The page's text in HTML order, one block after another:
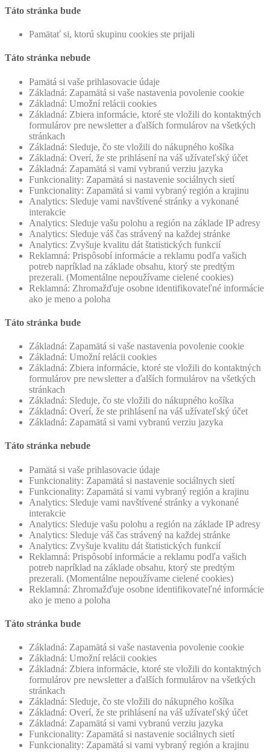
Táto stránka bude
Pamätať si, ktorú skupinu cookies ste prijali
Táto stránka nebude
Pamätá si vaše prihlasovacie údaje
Základná: Zapamätá si vaše nastavenia povolenie cookie
Základná: Umožní relácii cookies
Základná: Zbiera informácie, ktoré ste vložili do kontaktných
formulárov pre newsletter a ďalších formulárov na všetkých
stránkach
Základná: Sleduje, čo ste vložili do nákupného košíka
Základná: Overí, že ste prihlásení na váš užívateľský účet
Základná: Zapamätá si vami vybranú verziu jazyka
Funkcionality: Zapamätá si nastavenie sociálnych sietí
Funkcionality: Zapamätá si vami vybraný región a krajinu
Analytics: Sleduje vami navštívené stránky a vykonané
interakcie
Analytics: Sleduje vašu polohu a región na základe IP adresy
Analytics: Sleduje váš čas strávený na každej stránke
Analytics: Zvyšuje kvalitu dát štatistických funkcií
Reklamná: Prispôsobí informácie a reklamu podľa vašich
potreb napríklad na základe obsahu, ktorý ste predtým
prezerali. (Momentálne nepoužívame cielené cookies)
Reklamná: Zhromažďuje osobne identifikovateľné informácie
ako je meno a poloha
Táto stránka bude
Základná: Zapamätá si vaše nastavenia povolenie cookie
Základná: Umožní relácii cookies
Základná: Zbiera informácie, ktoré ste vložili do kontaktných
formulárov pre newsletter a ďalších formulárov na všetkých
stránkach
Základná: Sleduje, čo ste vložili do nákupného košíka
Základná: Overí, že ste prihlásení na váš užívateľský účet
Základná: Zapamätá si vami vybranú verziu jazyka
Táto stránka nebude
Pamätá si vaše prihlasovacie údaje
Funkcionality: Zapamätá si nastavenie sociálnych sietí
Funkcionality: Zapamätá si vami vybraný región a krajinu
Analytics: Sleduje vami navštívené stránky a vykonané
interakcie
Analytics: Sleduje vašu polohu a región na základe IP adresy
Analytics: Sleduje váš čas strávený na každej stránke
Analytics: Zvyšuje kvalitu dát štatistických funkcií
Reklamná: Prispôsobí informácie a reklamu podľa vašich
potreb napríklad na základe obsahu, ktorý ste predtým
prezerali. (Momentálne nepoužívame cielené cookies)
Reklamná: Zhromažďuje osobne identifikovateľné informácie
ako je meno a poloha
Táto stránka bude
Základná: Zapamätá si vaše nastavenia povolenie cookie
Základná: Umožní relácii cookies
Základná: Zbiera informácie, ktoré ste vložili do kontaktných
formulárov pre newsletter a ďalších formulárov na všetkých
stránkach
Základná: Sleduje, čo ste vložili do nákupného košíka
Základná: Overí, že ste prihlásení na váš užívateľský účet
Základná: Zapamätá si vami vybranú verziu jazyka
Funkcionality: Zapamätá si nastavenie sociálnych sietí
Funkcionality: Zapamätá si vami vybraný región a krajinu